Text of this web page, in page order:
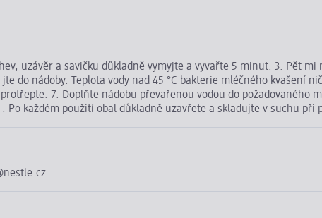
uzávěr a savičku důkladně vymyjte a vyvařte 5 minut. 3. Pět
do nádoby. Teplota vody nad 45 °C bakterie mléčného kvašení
7. Doplňte nádobu převařenou vodou do požadovaného
každém použití obal důkladně uzavřete a skladujte v suchu při